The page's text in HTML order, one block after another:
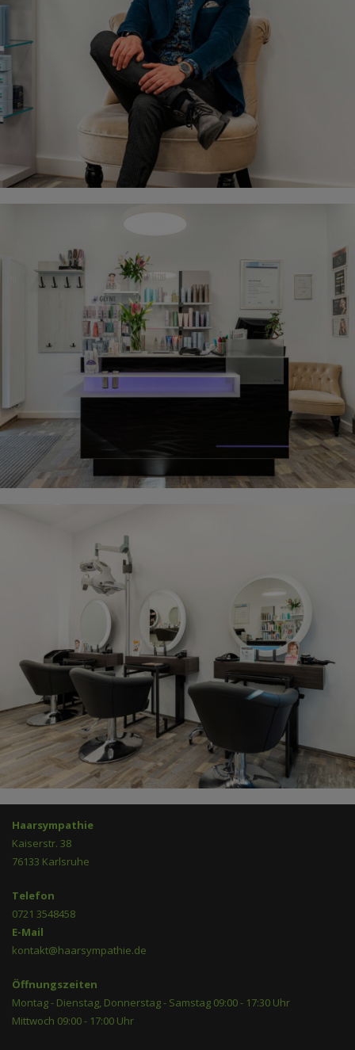
Haarsympathie
Kaiserstr. 38
76133 Karlsruhe
Telefon
0721 3548458
E-Mail
kontakt@haarsympathie.de
Öffnungszeiten
Montag - Dienstag, Donnerstag - Samstag 09:00 - 17:30 Uhr
Mittwoch 09:00 - 17:00 Uhr